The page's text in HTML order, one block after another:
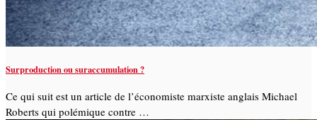
Surproduction ou suraccumulation ?
Ce qui suit est un article de l’économiste marxiste anglais Michael
Roberts qui polémique contre …